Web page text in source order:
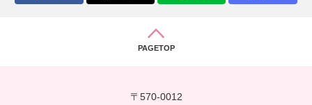
PAGETOP
〒570-0012